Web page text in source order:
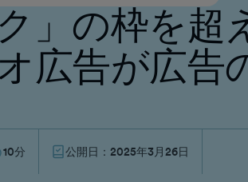
」の枠を超
広告が広告
10分 公開日： 2025年3月26日